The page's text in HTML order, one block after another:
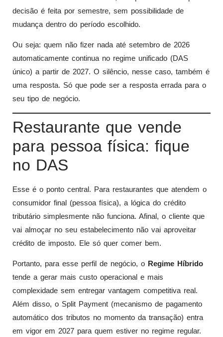
decisão é feita por semestre, sem possibilidade de
mudança dentro do período escolhido.
Ou seja: quem não fizer nada até setembro de 2026
automaticamente continua no regime unificado (DAS
único) a partir de 2027. O silêncio, nesse caso, também é
uma resposta. Só que pode ser a resposta errada para o
seu tipo de negócio.
Restaurante que vende
para pessoa física: fique
no DAS
Esse é o ponto central. Para restaurantes que atendem o
consumidor final (pessoa física), a lógica do crédito
tributário simplesmente não funciona. Afinal, o cliente que
vai almoçar no seu estabelecimento não vai aproveitar
crédito de imposto. Ele só quer comer bem.
Portanto, para esse perfil de negócio, o Regime Híbrido
tende a gerar mais custo operacional e mais
complexidade sem entregar vantagem competitiva real.
Além disso, o Split Payment (mecanismo de pagamento
automático dos tributos no momento da transação) entra
em vigor em 2027 para quem estiver no regime regular.